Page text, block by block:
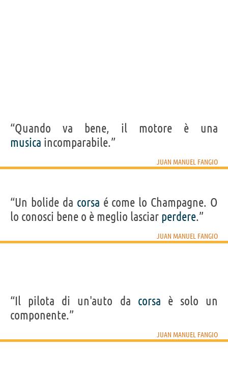
“Quando va bene, il motore è una
musica incomparabile.”
JUAN MANUEL FANGIO
“Un bolide da corsa é come lo Champagne. O
lo conosci bene o è meglio lasciar perdere.”
JUAN MANUEL FANGIO
“Il pilota di un'auto da corsa è solo un
componente.”
JUAN MANUEL FANGIO